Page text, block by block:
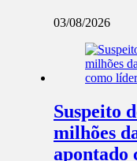
03/08/2026
Suspeito
milhões
apontado